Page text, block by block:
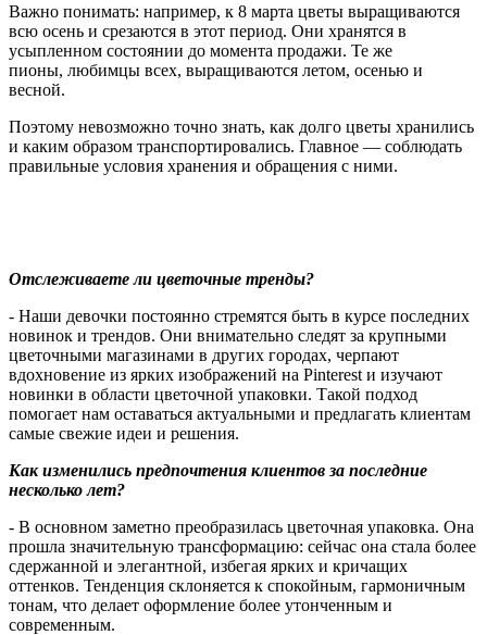
Важно понимать: например, к 8 марта цветы выращиваются
всю осень и срезаются в этот период. Они хранятся в
усыпленном состоянии до момента продажи. Те же
пионы, любимцы всех, выращиваются летом, осенью и
весной.
Поэтому невозможно точно знать, как долго цветы хранились
и каким образом транспортировались. Главное — соблюдать
правильные условия хранения и обращения с ними.
Отслеживаете ли цветочные тренды?
- Наши девочки постоянно стремятся быть в курсе последних
новинок и трендов. Они внимательно следят за крупными
цветочными магазинами в других городах, черпают
вдохновение из ярких изображений на Pinterest и изучают
новинки в области цветочной упаковки. Такой подход
помогает нам оставаться актуальными и предлагать клиентам
самые свежие идеи и решения.
Как изменились предпочтения клиентов за последние
несколько лет?
- В основном заметно преобразилась цветочная упаковка. Она
прошла значительную трансформацию: сейчас она стала более
сдержанной и элегантной, избегая ярких и кричащих
оттенков. Тенденция склоняется к спокойным, гармоничным
тонам, что делает оформление более утонченным и
современным.